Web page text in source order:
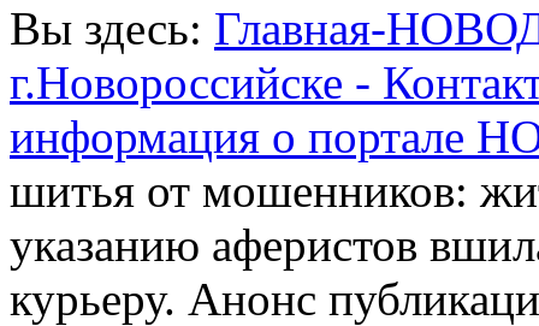
Вы здесь: Главная-
г.Новороссийске -
информация о портале
шитья от мошенников:
указанию аферистов
курьеру. Анонс